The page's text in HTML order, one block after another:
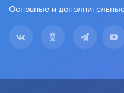
Основные и